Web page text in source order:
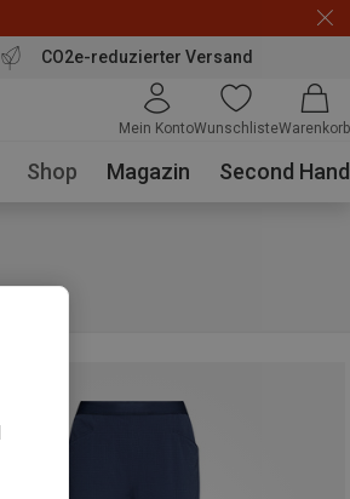
CO2e-reduzierter Versand
Mein KontoWunschlisteWarenkorb
Shop Magazin Second Hand